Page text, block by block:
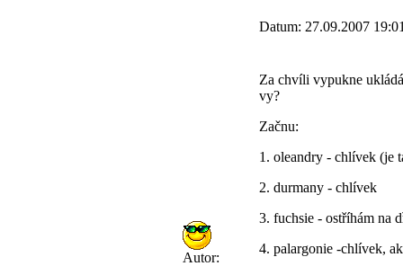
Autor:
Datum: 27.09.2007
Za chvíli vypukne
vy?
Začnu:
1. oleandry - chlívek (je
2. durmany - chlívek
3. fuchsie - ostříhám na
4. palargonie -chlívek,